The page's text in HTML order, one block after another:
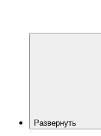
Развернуть